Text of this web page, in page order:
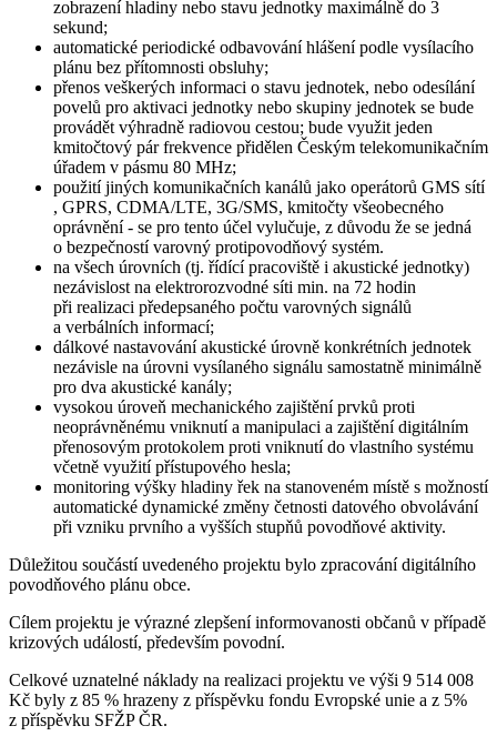
zobrazení hladiny nebo stavu jednotky maximálně do 3
sekund;
automatické periodické odbavování hlášení podle vysílacího
plánu bez přítomnosti obsluhy;
přenos veškerých informaci o stavu jednotek, nebo odesílání
povelů pro aktivaci jednotky nebo skupiny jednotek se bude
provádět výhradně radiovou cestou; bude využit jeden
kmitočtový pár frekvence přidělen Českým telekomunikačním
úřadem v pásmu 80 MHz;
použití jiných komunikačních kanálů jako operátorů GMS sítí
, GPRS, CDMA/LTE, 3G/SMS, kmitočty všeobecného
oprávnění - se pro tento účel vylučuje, z důvodu že se jedná
o bezpečností varovný protipovodňový systém.
na všech úrovních (tj. řídící pracoviště i akustické jednotky)
nezávislost na elektrorozvodné síti min. na 72 hodin
při realizaci předepsaného počtu varovných signálů
a verbálních informací;
dálkové nastavování akustické úrovně konkrétních jednotek
nezávisle na úrovni vysílaného signálu samostatně minimálně
pro dva akustické kanály;
vysokou úroveň mechanického zajištění prvků proti
neoprávněnému vniknutí a manipulaci a zajištění digitálním
přenosovým protokolem proti vniknutí do vlastního systému
včetně využití přístupového hesla;
monitoring výšky hladiny řek na stanoveném místě s možností
automatické dynamické změny četnosti datového obvolávání
při vzniku prvního a vyšších stupňů povodňové aktivity.
Důležitou součástí uvedeného projektu bylo zpracování digitálního
povodňového plánu obce.
Cílem projektu je výrazné zlepšení informovanosti občanů v případě
krizových událostí, především povodní.
Celkové uznatelné náklady na realizaci projektu ve výši 9 514 008
Kč byly z 85 % hrazeny z příspěvku fondu Evropské unie a z 5%
z příspěvku SFŽP ČR.